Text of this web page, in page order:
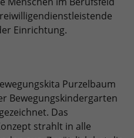
Einrichtung.
Purzelbaum
Bewegungskindergarten
Das
strahlt in alle
darüber, wie es
Die erhobenen Daten
Anzahl der Besucher, die
Form.
2